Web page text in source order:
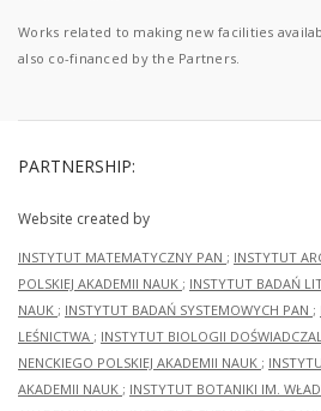
Works related to making new facilities
also co-financed by the Partners.
PARTNERSHIP:
Website created by
INSTYTUT MATEMATYCZNY PAN ; INSTYTUT
POLSKIEJ AKADEMII NAUK ; INSTYTUT BADAŃ
NAUK ; INSTYTUT BADAŃ SYSTEMOWYCH PAN ;
LEŚNICTWA ; INSTYTUT BIOLOGII
NENCKIEGO POLSKIEJ AKADEMII NAUK ;
AKADEMII NAUK ; INSTYTUT BOTANIKI IM.